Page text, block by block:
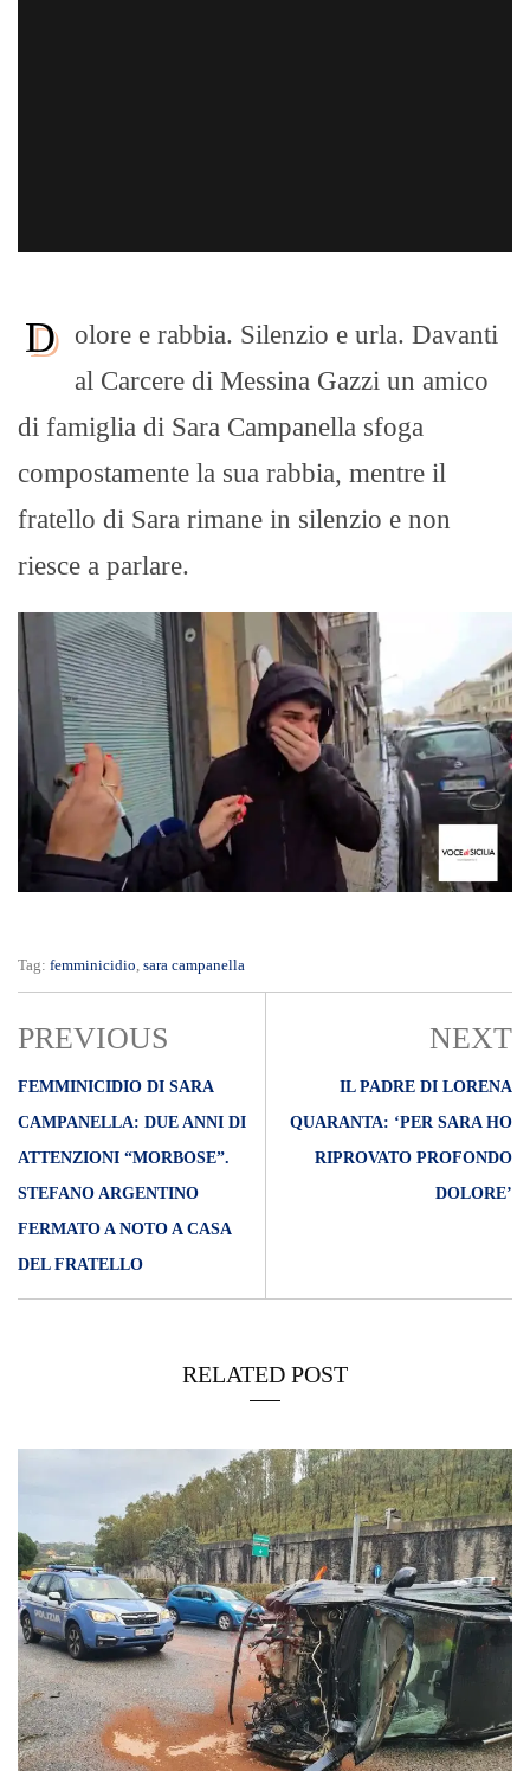
D
olore e rabbia. Silenzio e urla. Davanti
al Carcere di Messina Gazzi un amico
di famiglia di Sara Campanella sfoga
compostamente la sua rabbia, mentre il
fratello di Sara rimane in silenzio e non
riesce a parlare.
Tag: femminicidio sara campanella
PREVIOUS
FEMMINICIDIO DI SARA
CAMPANELLA: DUE ANNI DI
ATTENZIONI “MORBOSE”.
STEFANO ARGENTINO
FERMATO A NOTO A CASA
DEL FRATELLO
NEXT
IL PADRE DI LORENA
QUARANTA: ‘PER SARA HO
RIPROVATO PROFONDO
DOLORE’
RELATED POST